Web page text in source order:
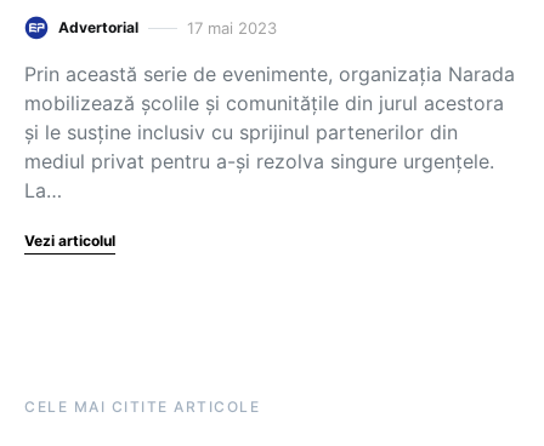
Advertorial 17 mai 2023
Prin această serie de evenimente, organizația Narada
mobilizează școlile și comunitățile din jurul acestora
și le susține inclusiv cu sprijinul partenerilor din
mediul privat pentru a-și rezolva singure urgențele.
La…
Vezi articolul
CELE MAI CITITE ARTICOLE